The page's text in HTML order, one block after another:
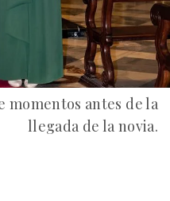
momentos antes de la
llegada de la novia.